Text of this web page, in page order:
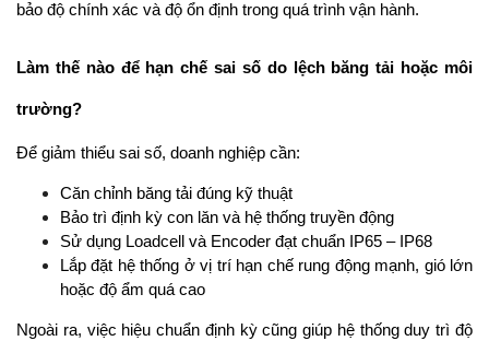
bảo độ chính xác và độ ổn định trong quá trình vận hành.
Làm thế nào để hạn chế sai số do lệch băng tải hoặc môi
trường?
Để giảm thiểu sai số, doanh nghiệp cần:
Căn chỉnh băng tải đúng kỹ thuật
Bảo trì định kỳ con lăn và hệ thống truyền động
Sử dụng Loadcell và Encoder đạt chuẩn IP65 – IP68
Lắp đặt hệ thống ở vị trí hạn chế rung động mạnh, gió lớn
hoặc độ ẩm quá cao
Ngoài ra, việc hiệu chuẩn định kỳ cũng giúp hệ thống duy trì độ